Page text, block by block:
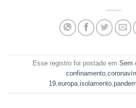
Esse registro foi postado em Sem
confinamento,
19,europa,isolamento,